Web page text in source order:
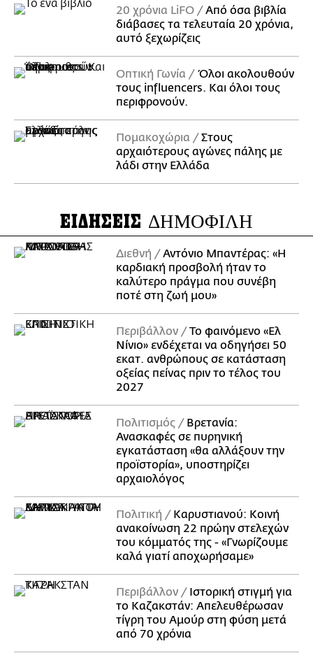
20 χρόνια LiFO
Από όσα βιβλία
διάβασες τα τελευταία 20 χρόνια,
αυτό ξεχωρίζεις
Οπτική Γωνία
Όλοι ακολουθούν
τους influencers. Και όλοι τους
περιφρονούν.
Πομακοχώρια
Στους
αρχαιότερους αγώνες πάλης με
λάδι στην Ελλάδα
ΕΙΔΗΣΕΙΣ ΔΗΜΟΦΙΛΗ
Διεθνή
Αντόνιο Μπαντέρας: «Η
καρδιακή προσβολή ήταν το
καλύτερο πράγμα που συνέβη
ποτέ στη ζωή μου»
Περιβάλλον
Το φαινόμενο «Ελ
Νίνιο» ενδέχεται να οδηγήσει 50
εκατ. ανθρώπους σε κατάσταση
οξείας πείνας πριν το τέλος του
2027
Πολιτισμός
Βρετανία:
Ανασκαφές σε πυρηνική
εγκατάσταση «θα αλλάξουν την
προϊστορία», υποστηρίζει
αρχαιολόγος
Πολιτική
Καρυστιανού: Κοινή
ανακοίνωση 22 πρώην στελεχών
του κόμματός της - «Γνωρίζουμε
καλά γιατί αποχωρήσαμε»
Περιβάλλον
Ιστορική στιγμή για
το Καζακστάν: Απελευθέρωσαν
τίγρη του Αμούρ στη φύση μετά
από 70 χρόνια